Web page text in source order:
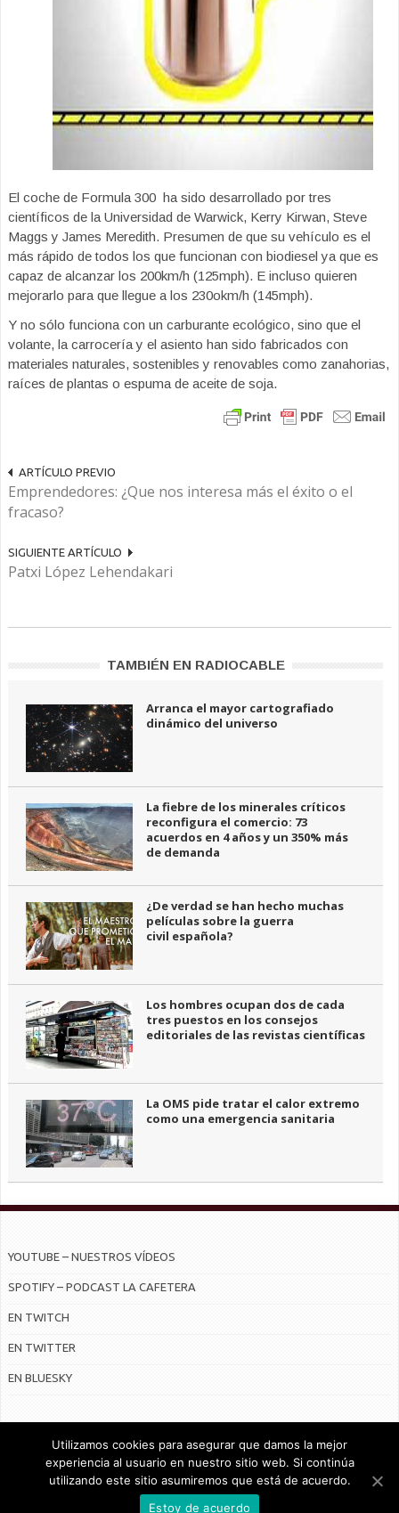
El coche de Formula 300 ha sido desarrollado por tres
científicos de la Universidad de Warwick, Kerry Kirwan, Steve
Maggs y James Meredith. Presumen de que su vehículo es el
más rápido de todos los que funcionan con biodiesel ya que es
capaz de alcanzar los 200km/h (125mph). E incluso quieren
mejorarlo para que llegue a los 230okm/h (145mph).
Y no sólo funciona con un carburante ecológico, sino que el
volante, la carrocería y el asiento han sido fabricados con
materiales naturales, sostenibles y renovables como zanahorias,
raíces de plantas o espuma de aceite de soja.
ARTÍCULO PREVIO
Emprendedores: ¿Que nos interesa más el éxito o el
fracaso?
SIGUIENTE ARTÍCULO
Patxi López Lehendakari
TAMBIÉN EN RADIOCABLE
Arranca el mayor cartografiado
dinámico del universo
La fiebre de los minerales críticos
reconfigura el comercio: 73
acuerdos en 4 años y un 350% más
de demanda
¿De verdad se han hecho muchas
películas sobre la guerra
civil española?
Los hombres ocupan dos de cada
tres puestos en los consejos
editoriales de las revistas científicas
La OMS pide tratar el calor extremo
como una emergencia sanitaria
YOUTUBE – NUESTROS VÍDEOS
SPOTIFY – PODCAST LA CAFETERA
EN TWITCH
EN TWITTER
EN BLUESKY
© Radiocable en Internet S.L.
Utilizamos cookies para asegurar que damos la mejor
experiencia al usuario en nuestro sitio web. Si continúa
utilizando este sitio asumiremos que está de acuerdo.
Estoy de acuerdo